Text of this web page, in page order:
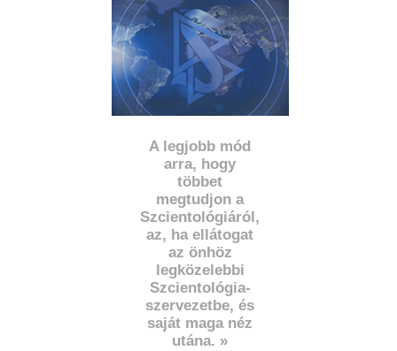
A legjobb mód
arra, hogy
többet
megtudjon a
Szcientológiáról,
az, ha ellátogat
az önhöz
legközelebbi
Szcientológia-
szervezetbe, és
saját maga néz
utána. »